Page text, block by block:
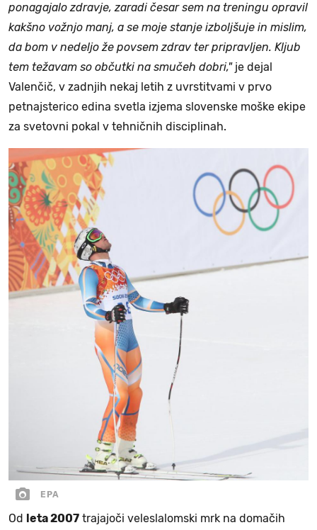
ponagajalo zdravje, zaradi česar sem na treningu opravil
kakšno vožnjo manj, a se moje stanje izboljšuje in mislim,
da bom v nedeljo že povsem zdrav ter pripravljen. Kljub
tem težavam so občutki na smučeh dobri,"je dejal
Valenčič, v zadnjih nekaj letih z uvrstitvami v prvo
petnajsterico edina svetla izjema slovenske moške ekipe
za svetovni pokal v tehničnih disciplinah.
EPA
Od leta 2007 trajajoči veleslalomski mrk na domačih